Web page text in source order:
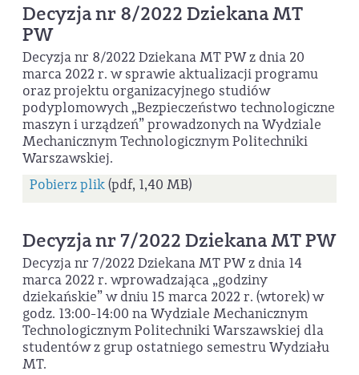
Decyzja nr 8/2022 Dziekana MT
PW
Decyzja nr 8/2022 Dziekana MT PW z dnia 20
marca 2022 r. w sprawie aktualizacji programu
oraz projektu organizacyjnego studiów
podyplomowych „Bezpieczeństwo technologiczne
maszyn i urządzeń” prowadzonych na Wydziale
Mechanicznym Technologicznym Politechniki
Warszawskiej.
Pobierz plik(pdf, 1,40 MB)
Decyzja nr 7/2022 Dziekana MT PW
Decyzja nr 7/2022 Dziekana MT PW z dnia 14
marca 2022 r. wprowadzająca „godziny
dziekańskie” w dniu 15 marca 2022 r. (wtorek) w
godz. 13:00-14:00 na Wydziale Mechanicznym
Technologicznym Politechniki Warszawskiej dla
studentów z grup ostatniego semestru Wydziału
MT.